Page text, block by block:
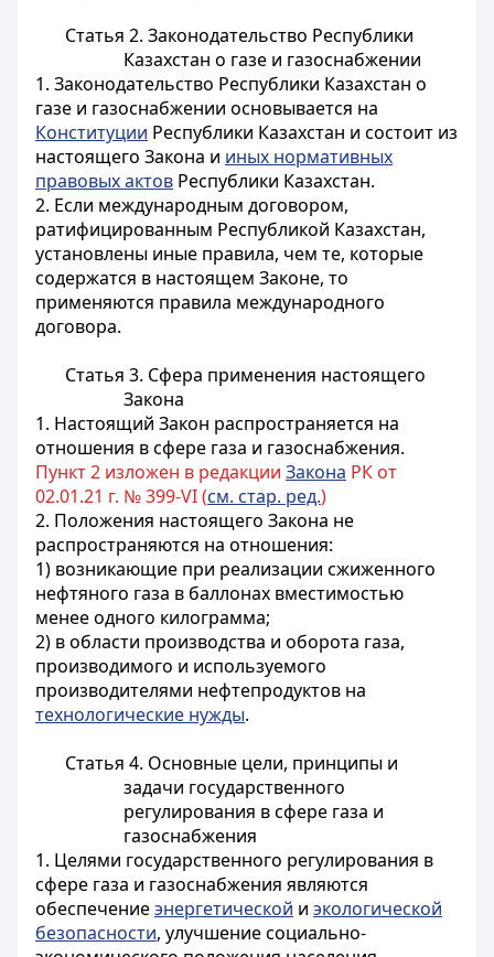
Статья 2. Законодательство Республики
Казахстан о газе и газоснабжении
1. Законодательство Республики Казахстан о
газе и газоснабжении основывается на
Конституции Республики Казахстан и состоит из
настоящего Закона и иных нормативных
правовых актов Республики Казахстан.
2. Если международным договором,
ратифицированным Республикой Казахстан,
установлены иные правила, чем те, которые
содержатся в настоящем Законе, то
применяются правила международного
договора.
Статья 3. Сфера применения настоящего
Закона
1. Настоящий Закон распространяется на
отношения в сфере газа и газоснабжения.
Пункт 2 изложен в редакции Закона РК от
02.01.21 г. № 399-VI (см. стар. ред.)
2. Положения настоящего Закона не
распространяются на отношения:
1) возникающие при реализации сжиженного
нефтяного газа в баллонах вместимостью
менее одного килограмма;
2) в области производства и оборота газа,
производимого и используемого
производителями нефтепродуктов на
технологические нужды.
Статья 4. Основные цели, принципы и
задачи государственного
регулирования в сфере газа и
газоснабжения
1. Целями государственного регулирования в
сфере газа и газоснабжения являются
обеспечениеэнергетической и экологической
безопасности, улучшение социально-